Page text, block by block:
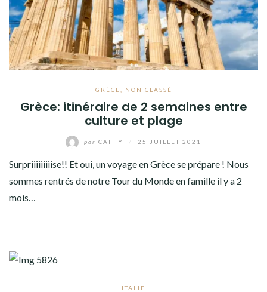
GRÈCE NON CLASSÉ
Grèce: itinéraire de 2 semaines entre
culture et plage
par CATHY 25 JUILLET 2021
Surpriiiiiiiiise!! Et oui, un voyage en Grèce se prépare ! Nous
sommes rentrés de notre Tour du Monde en famille il y a 2
mois…
ITALIE